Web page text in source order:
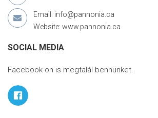
Email: info@pannonia.ca
Website: www.pannonia.ca
SOCIAL MEDIA
Facebook-on is megtalál bennünket.